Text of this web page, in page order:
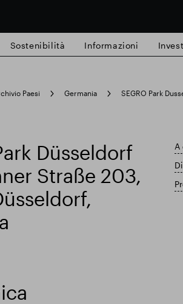
Slough proprietà
Sostenibilità Informazioni
Paesi Germania SEGRO Park
Düsseldorf
Straße 203,
A